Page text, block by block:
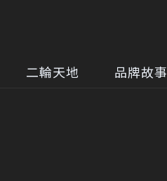
二輪天地 品牌故事